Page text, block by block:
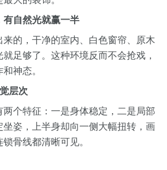
有自然光就赢一半
的，干净的室内、白色窗帘、原木
足够了。这种环境反而不会抢戏，
神态。
层次
个特征：一是身体稳定，二是局部
姿，上半身却向一侧大幅扭转，画
骨线都清晰可见。